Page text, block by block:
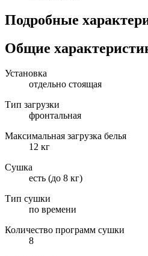
Подробные
Общие
Установка
отдельно стоящая
Тип загрузки
фронтальная
Максимальная загрузка белья
12 кг
Сушка
есть (до 8 кг)
Тип сушки
по времени
Количество программ сушки
8